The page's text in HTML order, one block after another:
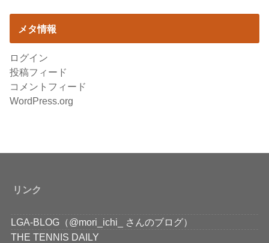
メタ情報
ログイン
投稿フィード
コメントフィード
WordPress.org
リンク
LGA-BLOG（@mori_ichi_ さんのブログ）
THE TENNIS DAILY